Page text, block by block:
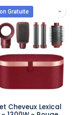
Gratuite
Cheveux Lexical